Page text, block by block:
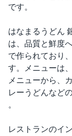
です。
はなまるうどん
は、品質と鮮度
で作られており
す。メニューは
メニューから、
レーうどんなど
。
レストランのイ